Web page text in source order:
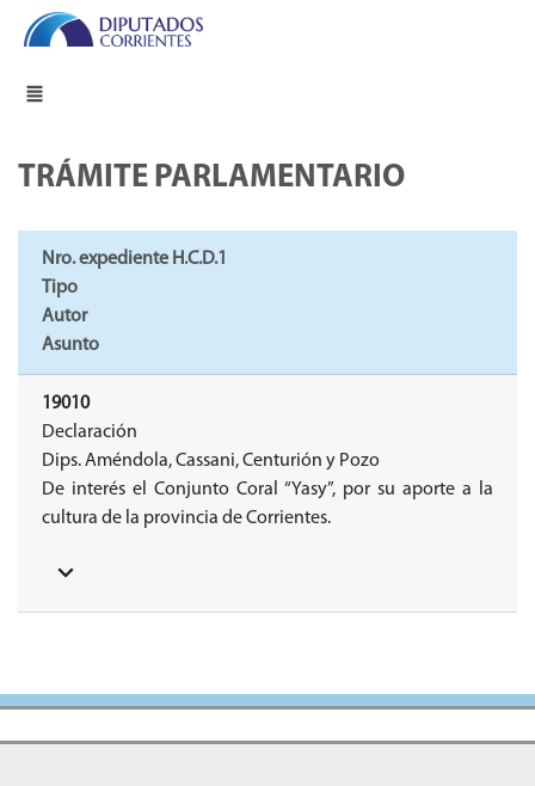
TRÁMITE PARLAMENTARIO
Nro. expediente H.C.D.1
Tipo
Autor
Asunto
19010
Declaración
Dips. Améndola, Cassani, Centurión y Pozo
De interés el Conjunto Coral “Yasy”, por su aporte a la
cultura de la provincia de Corrientes.